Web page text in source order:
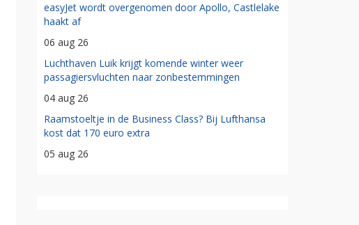
easyJet wordt overgenomen door Apollo, Castlelake
haakt af
06 aug 26
Luchthaven Luik krijgt komende winter weer
passagiersvluchten naar zonbestemmingen
04 aug 26
Raamstoeltje in de Business Class? Bij Lufthansa
kost dat 170 euro extra
05 aug 26